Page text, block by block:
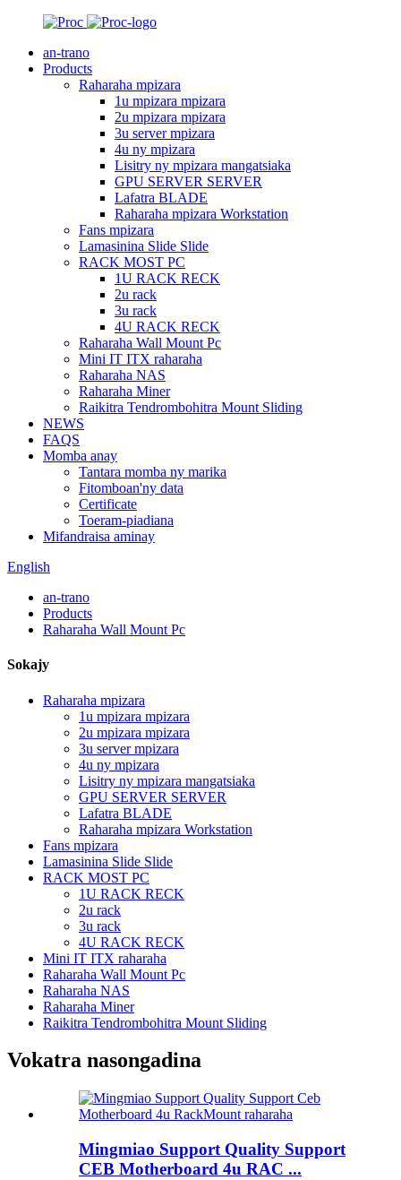
an-trano
Products
Raharaha mpizara
1u mpizara mpizara
2u mpizara mpizara
3u server mpizara
4u ny mpizara
Lisitry ny mpizara mangatsiaka
GPU SERVER SERVER
Lafatra BLADE
Raharaha mpizara Workstation
Fans mpizara
Lamasinina Slide Slide
RACK MOST PC
1U RACK RECK
2u rack
3u rack
4U RACK RECK
Raharaha Wall Mount Pc
Mini IT ITX raharaha
Raharaha NAS
Raharaha Miner
Raikitra Tendrombohitra Mount Sliding
NEWS
FAQS
Momba anay
Tantara momba ny marika
Fitomboan'ny data
Certificate
Toeram-piadiana
Mifandraisa aminay
English
an-trano
Products
Raharaha Wall Mount Pc
Sokajy
Raharaha mpizara
1u mpizara mpizara
2u mpizara mpizara
3u server mpizara
4u ny mpizara
Lisitry ny mpizara mangatsiaka
GPU SERVER SERVER
Lafatra BLADE
Raharaha mpizara Workstation
Fans mpizara
Lamasinina Slide Slide
RACK MOST PC
1U RACK RECK
2u rack
3u rack
4U RACK RECK
Mini IT ITX raharaha
Raharaha Wall Mount Pc
Raharaha NAS
Raharaha Miner
Raikitra Tendrombohitra Mount Sliding
Vokatra nasongadina
Mingmiao Support Quality Support
CEB Motherboard 4u RAC ...